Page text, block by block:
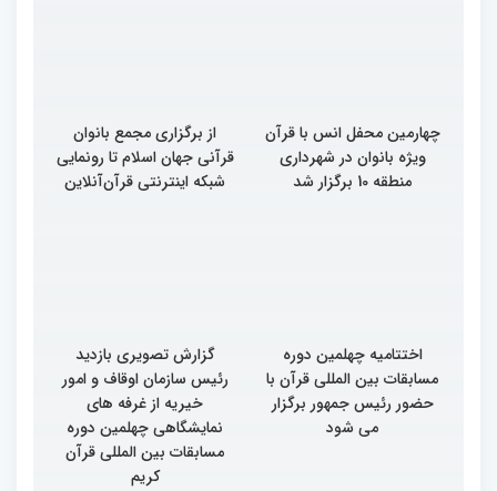
چهارمین محفل انس با قرآن
ویژه بانوان در شهرداری
منطقه 10 برگزار شد
از برگزاری مجمع بانوان
قرآنی جهان اسلام تا رونمایی
شبکه اینترنتی قرآن‌آنلاین
اختتامیه چهلمین دوره
مسابقات بین المللی قرآن با
حضور رئیس جمهور برگزار
می شود
گزارش تصویری بازدید
رئیس سازمان اوقاف و امور
خیریه از غرفه های
نمایشگاهی چهلمین دوره
مسابقات بین المللی قرآن
کریم